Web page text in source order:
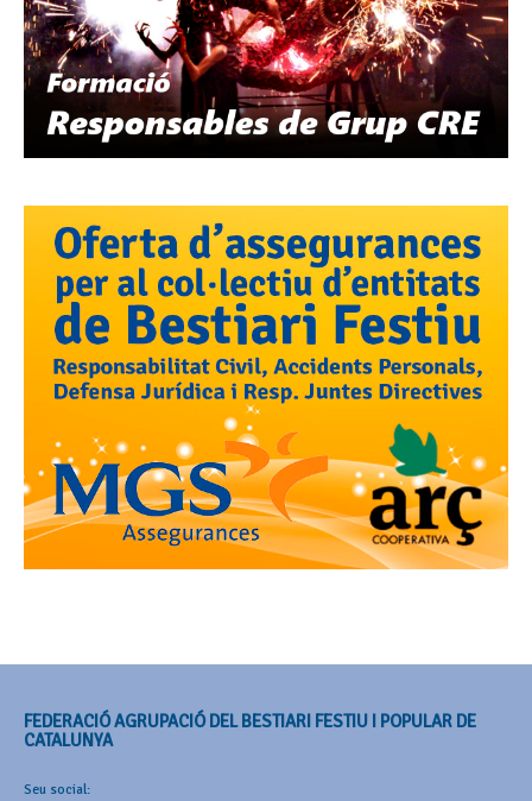
FEDERACIÓ AGRUPACIÓ DEL BESTIARI FESTIU I POPULAR DE
CATALUNYA
Seu social: